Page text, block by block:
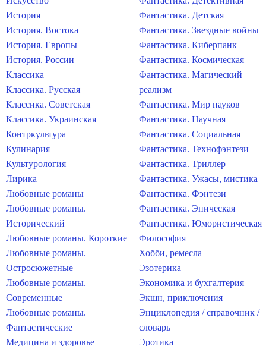
История
История. Востока
История. Европы
История. России
Классика
Классика. Русская
Классика. Советская
Классика. Украинская
Контркультура
Кулинария
Культурология
Лирика
Любовные романы
Любовные романы.
Исторический
Любовные романы. Короткие
Любовные романы.
Остросюжетные
Любовные романы.
Современные
Любовные романы.
Фантастические
Медицина и здоровье
Фантастика. Детская
Фантастика. Звездные войны
Фантастика. Киберпанк
Фантастика. Космическая
Фантастика. Магический
реализм
Фантастика. Мир пауков
Фантастика. Научная
Фантастика. Социальная
Фантастика. Технофэнтези
Фантастика. Триллер
Фантастика. Ужасы, мистика
Фантастика. Фэнтези
Фантастика. Эпическая
Фантастика. Юмористическая
Философия
Хобби, ремесла
Эзотерика
Экономика и бухгалтерия
Экшн, приключения
Энциклопедия / справочник /
словарь
Эротика